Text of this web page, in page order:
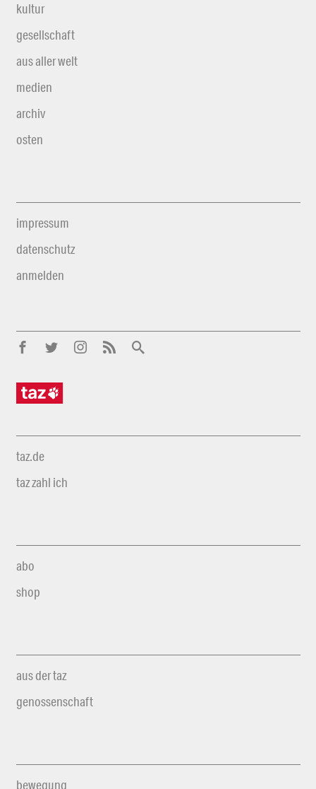
kultur
gesellschaft
aus aller welt
medien
archiv
osten
impressum
datenschutz
anmelden
taz.de
taz zahl ich
abo
shop
aus der taz
genossenschaft
bewegung